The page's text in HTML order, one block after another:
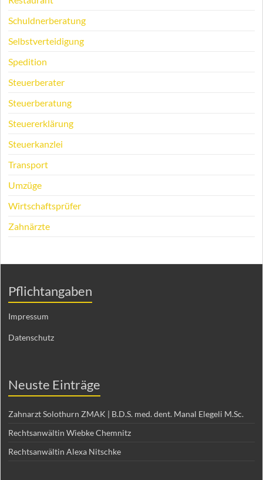
Schuldnerberatung
Selbstverteidigung
Spedition
Steuerberater
Steuerberatung
Steuererklärung
Steuerkanzlei
Transport
Umzüge
Wirtschaftsprüfer
Zahnärzte
Pflichtangaben
Impressum
Datenschutz
Neuste Einträge
Zahnarzt Solothurn ZMAK | B.D.S. med. dent. Manal Elegeli M.Sc.
Rechtsanwältin Wiebke Chemnitz
Rechtsanwältin Alexa Nitschke